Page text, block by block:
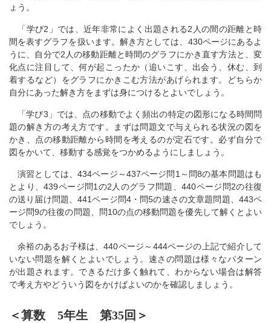
ょう。
「学び2」では、近年非常によく出題される2人の間の距離と時
間を表すグラフを扱います。解き方としては、430ページにあるよ
うに、自分で2人の移動距離と時間のグラフにかき直す方法と、変
化点に注目して、何が起こったか（追いこす、出会う、休む、到
着するなど）をグラフにかきこむ方法があげられます。どちらか
自分にあった解き方をまずは身につけるとよいでしょう。
「学び3」では、点の移動でよく頻出の特定の図形になる時間問
題の解き方の考え方です。まずは問題文で与えられる状況の図を
かき、点の移動距離から時間を考えるのが定石です。必ず自分で
図をかいて、移動する感覚をつかめるようにしましょう。
演習としては、434ページ～437ページ問1～問8の基本問題はも
とより、439ページ問1の2人のグラフ問題、440ページ問2の往復
の送り届け問題、441ページ問4・問5の速さの文章題問題、443ペ
ージ問9の往復の問題、問10の点の移動問題を優先して解くとよい
でしょう。
余裕のあるお子様は、440ページ～444ページの上記で紹介して
いない問題を解くとよいでしょう。速さの問題は様々なパターン
が出題されます。できるだけ多く触れて、わからない場合は解答
で考え方やどういう図をかけばよいのかを確認しましょう。
＜算数 5年生 第35回＞